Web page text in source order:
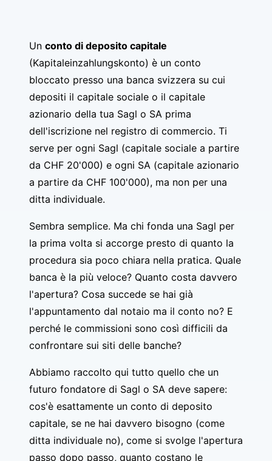
Un conto di deposito capitale
(Kapitaleinzahlungskonto) è un conto
bloccato presso una banca svizzera su cui
depositi il capitale sociale o il capitale
azionario della tua Sagl o SA prima
dell'iscrizione nel registro di commercio. Ti
serve per ogni Sagl (capitale sociale a partire
da CHF 20'000) e ogni SA (capitale azionario
a partire da CHF 100'000), ma non per una
ditta individuale.
Sembra semplice. Ma chi fonda una Sagl per
la prima volta si accorge presto di quanto la
procedura sia poco chiara nella pratica. Quale
banca è la più veloce? Quanto costa davvero
l'apertura? Cosa succede se hai già
l'appuntamento dal notaio ma il conto no? E
perché le commissioni sono così difficili da
confrontare sui siti delle banche?
Abbiamo raccolto qui tutto quello che un
futuro fondatore di Sagl o SA deve sapere:
cos'è esattamente un conto di deposito
capitale, se ne hai davvero bisogno (come
ditta individuale no), come si svolge l'apertura
passo dopo passo, quanto costano le